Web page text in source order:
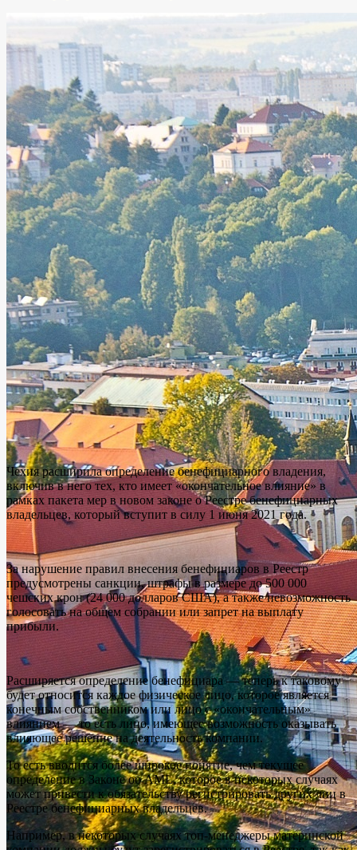
Чехия расширила определение бенефициарного владения,
включив в него тех, кто имеет «окончательное влияние» в
рамках пакета мер в новом законе о Реестре бенефициарных
владельцев, который вступит в силу 1 июня 2021 года.
За нарушение правил внесения бенефициаров в Реестр
предусмотрены санкции, штрафы в размере до 500 000
чешских крон (24 000 долларов США), а также невозможность
голосовать на общем собрании или запрет на выплату
прибыли.
Расширяется определение бенефициара — теперь к таковому
будет относится каждое физическое лицо, которое является
конечным собственником или лицо с «окончательным»
влиянием — то есть лицо, имеющее возможность оказывать
влияющее решение на деятельность компании.
То есть вводится более широкое понятие, чем текущее
определение в Законе об AML, которое в некоторых случаях
может привести к обязательству регистрировать других лиц в
Реестре бенефициарных владельцев.
Например, в некоторых случаях топ-менеджеры материнской